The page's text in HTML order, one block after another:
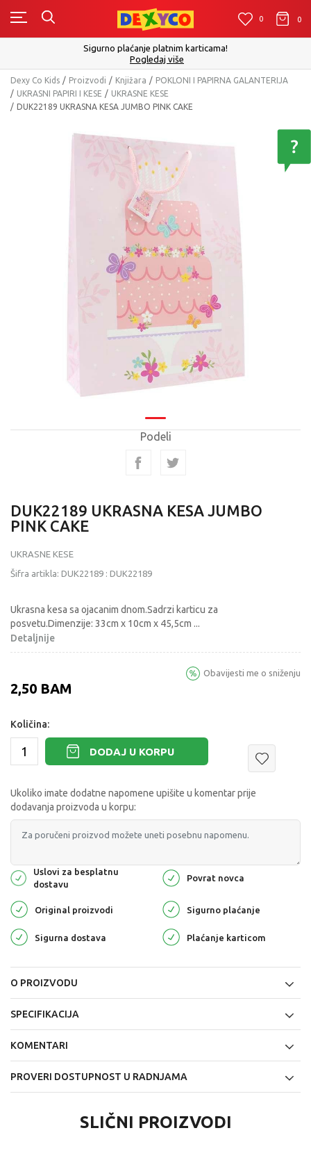
0 0
Sigurno plaćanje platnim karticama!
Pogledaj više
Dexy Co Kids Proizvodi Knjižara
POKLONI I PAPIRNA GALANTERIJA
UKRASNI PAPIRI I KESE
UKRASNE KESE
DUK22189 UKRASNA KESA JUMBO PINK CAKE
Podeli
DUK22189 UKRASNA KESA JUMBO
PINK CAKE
UKRASNE KESE
Šifra artikla: DUK22189 : DUK22189
Ukrasna kesa sa ojacanim dnom.Sadrzi karticu za
posvetu.Dimenzije: 33cm x 10cm x 45,5cm ...
Detaljnije
2,50 BAM
Obavijesti me o sniženju
Količina:
DODAJ U KORPU
Ukoliko imate dodatne napomene upišite u komentar prije
dodavanja proizvoda u korpu:
Uslovi za besplatnu
dostavu
Povrat novca
Original proizvodi Sigurno plaćanje
Sigurna dostava Plaćanje karticom
O PROIZVODU
SPECIFIKACIJA
KOMENTARI
PROVERI DOSTUPNOST U RADNJAMA
SLIČNI PROIZVODI